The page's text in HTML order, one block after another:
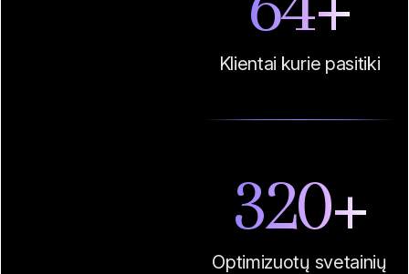
Klientai kurie pasitiki
320+
Optimizuotų svetainių